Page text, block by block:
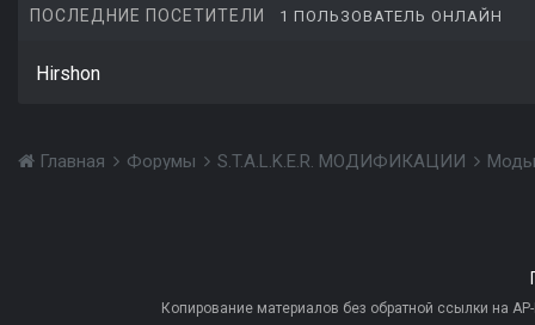
ПОСЛЕДНИЕ ПОСЕТИТЕЛИ 1 ПОЛЬЗОВАТЕЛЬ ОНЛАЙН
Hirshon
Главная Форумы S.T.A.L.K.E.R. МОДИФИКАЦИИ
Копирование материалов без обратной ссылки на